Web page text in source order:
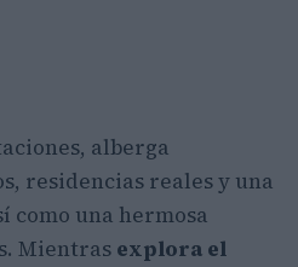
alberga
residencias reales y una
como una hermosa
Mientras explora el